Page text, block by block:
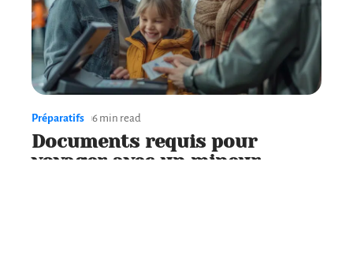
Préparatifs 6 min read
Documents requis pour
voyager avec un mineur